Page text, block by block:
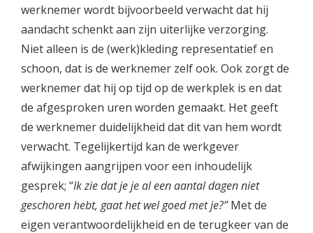
werknemer wordt bijvoorbeeld verwacht dat hij
aandacht schenkt aan zijn uiterlijke verzorging.
Niet alleen is de (werk)kleding representatief en
schoon, dat is de werknemer zelf ook. Ook zorgt de
werknemer dat hij op tijd op de werkplek is en dat
de afgesproken uren worden gemaakt. Het geeft
de werknemer duidelijkheid dat dit van hem wordt
verwacht. Tegelijkertijd kan de werkgever
afwijkingen aangrijpen voor een inhoudelijk
gesprek; “Ik zie dat je je al een aantal dagen niet
geschoren hebt, gaat het wel goed met je?”Met de
eigen verantwoordelijkheid en de terugkeer van de